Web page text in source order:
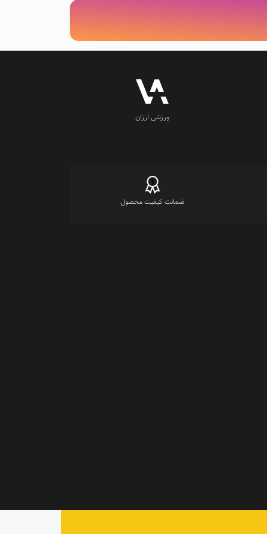
ورزشی ارزان
ضمانت کیفیت محصول